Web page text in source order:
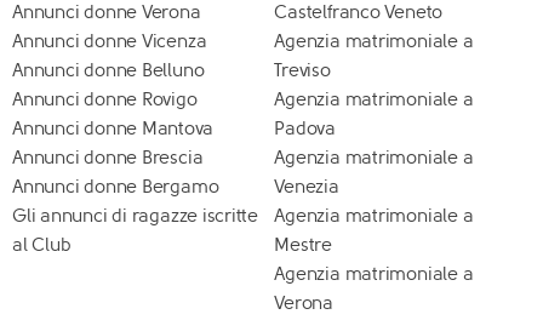
Annunci donne Verona
Annunci donne Vicenza
Annunci donne Belluno
Annunci donne Rovigo
Annunci donne Mantova
Annunci donne Brescia
Annunci donne Bergamo
Gli annunci di ragazze iscritte
al Club
Castelfranco Veneto
Agenzia matrimoniale a
Treviso
Agenzia matrimoniale a
Padova
Agenzia matrimoniale a
Venezia
Agenzia matrimoniale a
Mestre
Agenzia matrimoniale a
Verona